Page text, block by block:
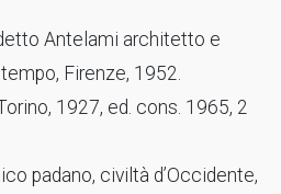
Antelami architetto e
Firenze, 1952.
1927, ed. cons. 1965, 2
padano, civiltà d’Occidente,